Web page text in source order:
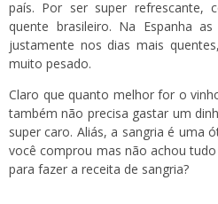
país. Por ser super refrescante,
quente brasileiro. Na Espanha
justamente nos dias mais
muito pesado.
Claro que quanto melhor for o
também não precisa gastar um
super caro. Aliás, a sangria é uma
você comprou mas não achou
para fazer a receita de sangria?